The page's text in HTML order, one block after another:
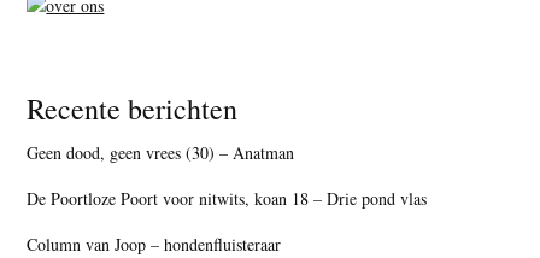
Recente berichten
Geen dood, geen vrees (30) – Anatman
De Poortloze Poort voor nitwits, koan 18 – Drie pond vlas
Column van Joop – hondenfluisteraar